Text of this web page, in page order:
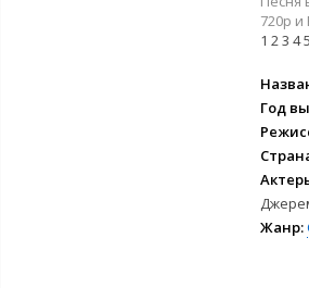
2022
720p и
1 23 45
Год
Жанр: